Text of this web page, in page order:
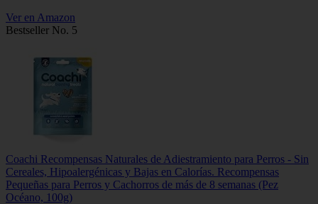
Ver en Amazon
Bestseller No. 5
Coachi Recompensas Naturales de Adiestramiento para Perros - Sin
Cereales, Hipoalergénicas y Bajas en Calorías. Recompensas
Pequeñas para Perros y Cachorros de más de 8 semanas (Pez
Océano, 100g)